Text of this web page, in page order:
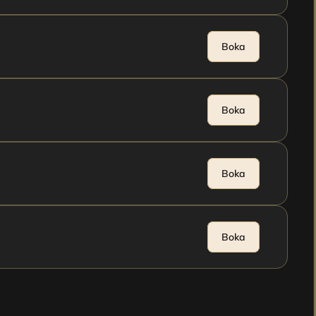
Boka
Boka
Boka
Boka